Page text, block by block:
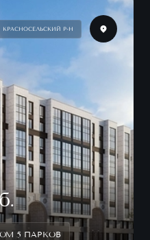
КРАСНОСЕЛЬСКИЙ Р-Н
5 ПАРКОВ